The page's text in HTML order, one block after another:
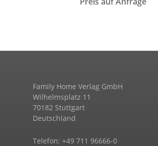
Family Home Verlag GmbH
Wilhelmsplatz 11
70182 Stuttgart
Deutschland
Telefon: +49 711 96666-0